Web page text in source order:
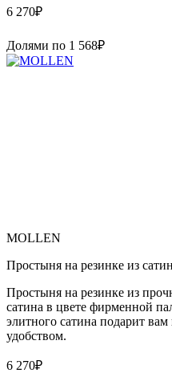
6 270₽
Долями по 1 568₽
MOLLEN
Простыня на резинке из
Простыня на резинке из
сатина в цвете фирменной
элитного сатина подарит
удобством.
6 270₽